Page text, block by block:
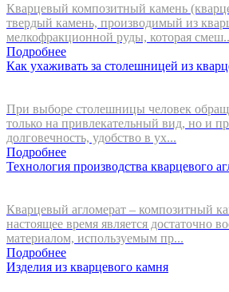
Кварцевый композитный камень
твердый камень, производимый из
мелкофракционной руды, которая
Подробнее
Как ухаживать за столешницей из
При выборе столешницы человек
только на привлекательный вид, но и
долговечность, удобство в ух...
Подробнее
Технология производства кварцевого
Кварцевый агломерат – композитный
настоящее время является достаточно
материалом, используемым пр...
Подробнее
Изделия из кварцевого камня